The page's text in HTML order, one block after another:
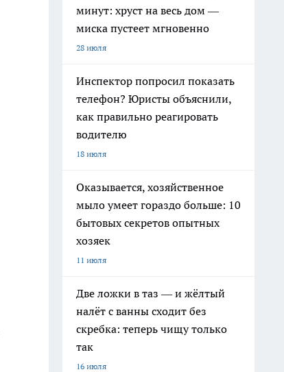
минут: хруст на весь дом —
миска пустеет мгновенно
28 июля
Инспектор попросил показать
телефон? Юристы объяснили,
как правильно реагировать
водителю
18 июля
Оказывается, хозяйственное
мыло умеет гораздо больше: 10
бытовых секретов опытных
хозяек
11 июля
Две ложки в таз — и жёлтый
налёт с ванны сходит без
скребка: теперь чищу только
так
16 июля